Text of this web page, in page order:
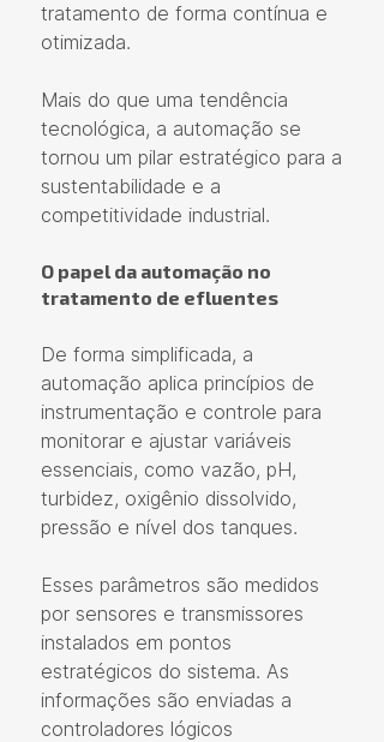
tratamento de forma contínua e
otimizada.
Mais do que uma tendência
tecnológica, a automação se
tornou um pilar estratégico para a
sustentabilidade e a
competitividade industrial.
O papel da automação no
tratamento de efluentes
De forma simplificada, a
automação aplica princípios de
instrumentação e controle para
monitorar e ajustar variáveis
essenciais, como vazão, pH,
turbidez, oxigênio dissolvido,
pressão e nível dos tanques.
Esses parâmetros são medidos
por sensores e transmissores
instalados em pontos
estratégicos do sistema. As
informações são enviadas a
controladores lógicos